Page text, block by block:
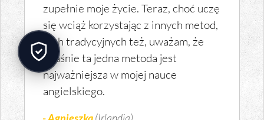
zupełnie moje życie. Teraz, choć uczę
się wciąż korzystając z innych metod,
tych tradycyjnych też, uważam, że
właśnie ta jedna metoda jest
najważniejsza w mojej nauce
angielskiego.